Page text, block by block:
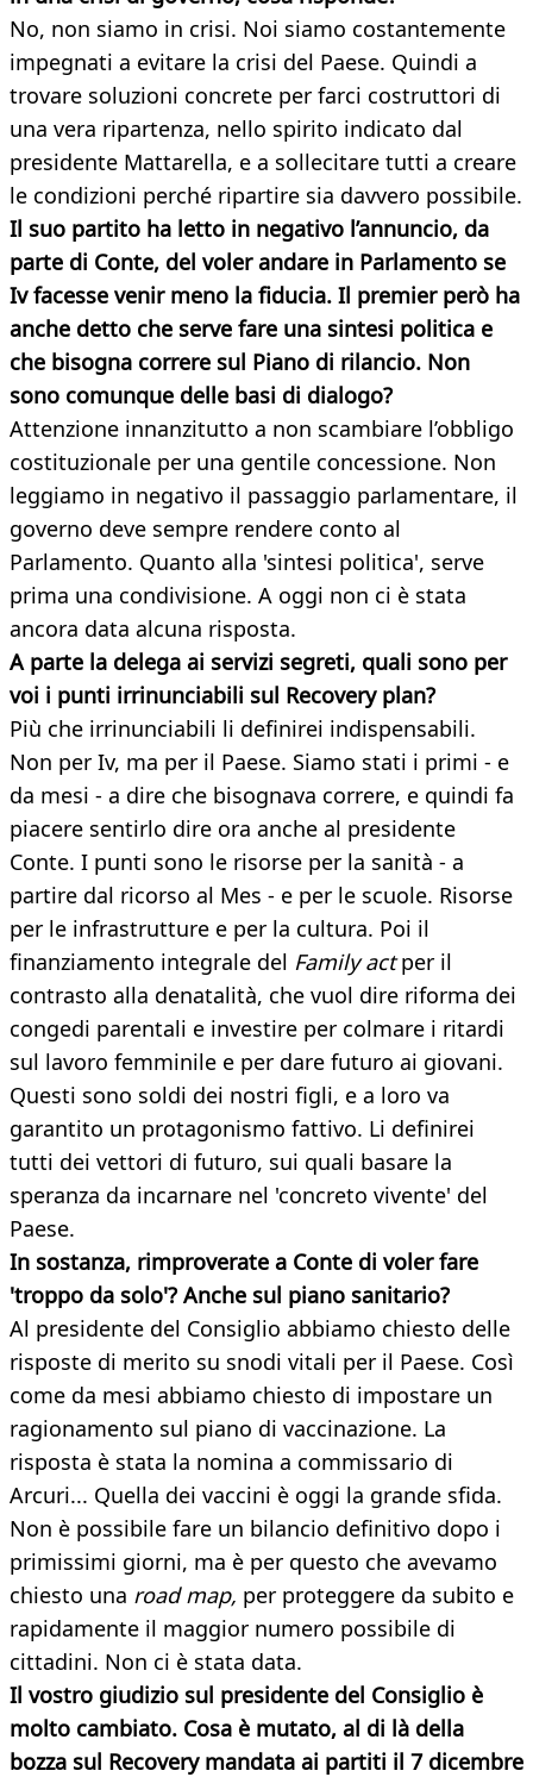
No, non siamo in crisi. Noi siamo costantemente
impegnati a evitare la crisi del Paese. Quindi a
trovare soluzioni concrete per farci costruttori di
una vera ripartenza, nello spirito indicato dal
presidente Mattarella, e a sollecitare tutti a creare
le condizioni perché ripartire sia davvero possibile.
Il suo partito ha letto in negativo l’annuncio, da
parte di Conte, del voler andare in Parlamento se
Iv facesse venir meno la fiducia. Il premier però ha
anche detto che serve fare una sintesi politica e
che bisogna correre sul Piano di rilancio. Non
sono comunque delle basi di dialogo?
Attenzione innanzitutto a non scambiare l’obbligo
costituzionale per una gentile concessione. Non
leggiamo in negativo il passaggio parlamentare, il
governo deve sempre rendere conto al
Parlamento. Quanto alla 'sintesi politica', serve
prima una condivisione. A oggi non ci è stata
ancora data alcuna risposta.
A parte la delega ai servizi segreti, quali sono per
voi i punti irrinunciabili sul Recovery plan?
Più che irrinunciabili li definirei indispensabili.
Non per Iv, ma per il Paese. Siamo stati i primi - e
da mesi - a dire che bisognava correre, e quindi fa
piacere sentirlo dire ora anche al presidente
Conte. I punti sono le risorse per la sanità - a
partire dal ricorso al Mes - e per le scuole. Risorse
per le infrastrutture e per la cultura. Poi il
finanziamento integrale del Family actper il
contrasto alla denatalità, che vuol dire riforma dei
congedi parentali e investire per colmare i ritardi
sul lavoro femminile e per dare futuro ai giovani.
Questi sono soldi dei nostri figli, e a loro va
garantito un protagonismo fattivo. Li definirei
tutti dei vettori di futuro, sui quali basare la
speranza da incarnare nel 'concreto vivente' del
Paese.
In sostanza, rimproverate a Conte di voler fare
'troppo da solo'? Anche sul piano sanitario?
Al presidente del Consiglio abbiamo chiesto delle
risposte di merito su snodi vitali per il Paese. Così
come da mesi abbiamo chiesto di impostare un
ragionamento sul piano di vaccinazione. La
risposta è stata la nomina a commissario di
Arcuri... Quella dei vaccini è oggi la grande sfida.
Non è possibile fare un bilancio definitivo dopo i
primissimi giorni, ma è per questo che avevamo
chiesto una road map, per proteggere da subito e
rapidamente il maggior numero possibile di
cittadini. Non ci è stata data.
Il vostro giudizio sul presidente del Consiglio è
molto cambiato. Cosa è mutato, al di là della
bozza sul Recovery mandata ai partiti il 7 dicembre